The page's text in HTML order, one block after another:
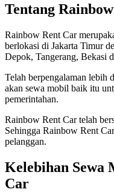
Tentang
Rainbow Rent Car
berlokasi di Jakarta Timur
Depok, Tangerang, Bekasi
Telah berpengalaman lebih
akan sewa mobil baik itu
pemerintahan.
Rainbow Rent Car telah
Sehingga Rainbow Rent
pelanggan.
Kelebihan Sewa
Car